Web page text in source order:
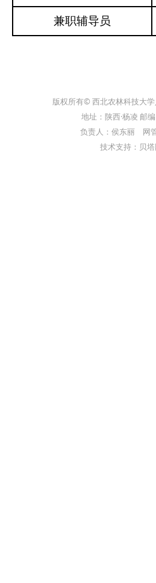
兼职辅导员
版权所有© 西北农林科技大
地址：陕西·杨凌 邮
负责人：侯东丽 网
技术支持：贝